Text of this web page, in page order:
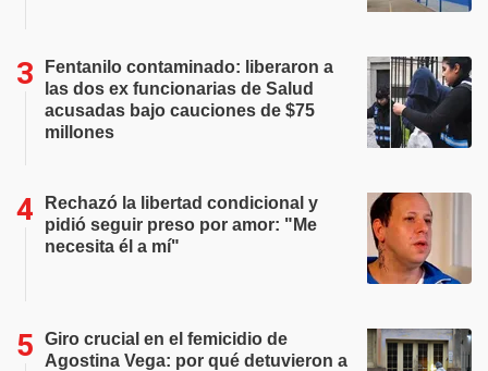
Fentanilo contaminado: liberaron a
las dos ex funcionarias de Salud
acusadas bajo cauciones de $75
millones
Rechazó la libertad condicional y
pidió seguir preso por amor: "Me
necesita él a mí"
Giro crucial en el femicidio de
Agostina Vega: por qué detuvieron a